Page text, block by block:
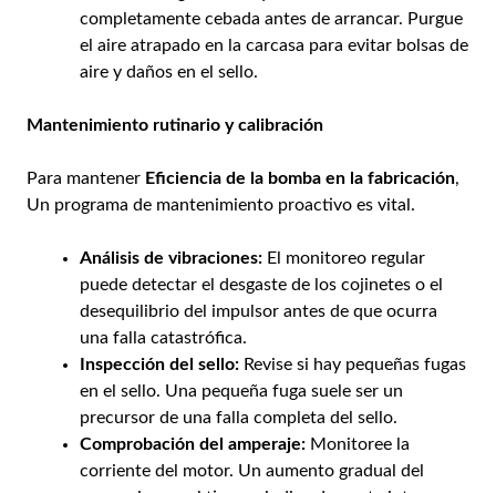
completamente cebada antes de arrancar. Purgue
el aire atrapado en la carcasa para evitar bolsas de
aire y daños en el sello.
Mantenimiento rutinario y calibración
Para mantener Eficiencia de la bomba en la fabricación,
Un programa de mantenimiento proactivo es vital.
Análisis de vibraciones: El monitoreo regular
puede detectar el desgaste de los cojinetes o el
desequilibrio del impulsor antes de que ocurra
una falla catastrófica.
Inspección del sello: Revise si hay pequeñas fugas
en el sello. Una pequeña fuga suele ser un
precursor de una falla completa del sello.
Comprobación del amperaje: Monitoree la
corriente del motor. Un aumento gradual del